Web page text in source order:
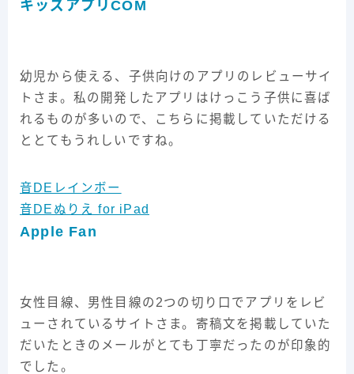
キッズアプリCOM
幼児から使える、子供向けのアプリのレビューサイ
トさま。私の開発したアプリはけっこう子供に喜ば
れるものが多いので、こちらに掲載していただける
ととてもうれしいですね。
音DEレインボー
音DEぬりえ for iPad
Apple Fan
女性目線、男性目線の2つの切り口でアプリをレビ
ューされているサイトさま。寄稿文を掲載していた
だいたときのメールがとても丁寧だったのが印象的
でした。